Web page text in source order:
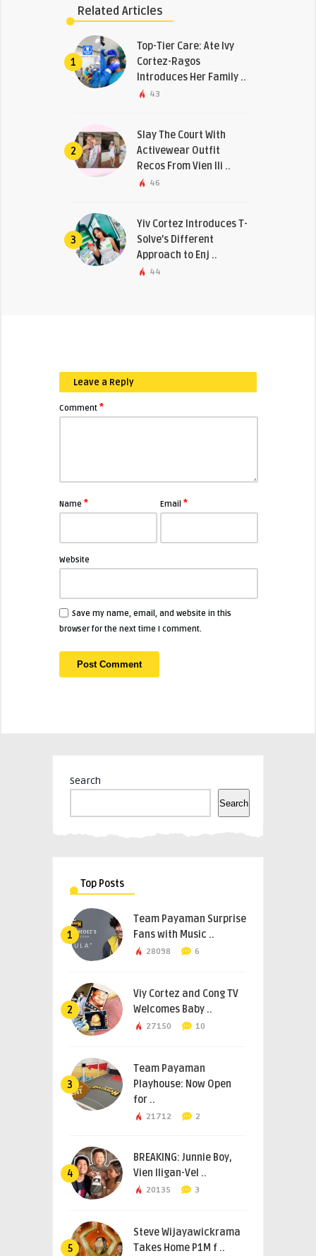
Related Articles
1
Top-Tier Care: Ate Ivy
Cortez-Ragos
Introduces Her Family ..
43
2
Slay The Court With
Activewear Outfit
Recos From Vien Ili ..
46
3
Yiv Cortez Introduces T-
Solve’s Different
Approach to Enj ..
44
Leave a Reply
Comment *
Name * Email*
Website
Save my name, email, and website in this
browser for the next time I comment.
Search
Search
Top Posts
1
Team Payaman Surprise
Fans with Music ..
28098 6
2
Viy Cortez and Cong TV
Welcomes Baby ..
27150 10
3
Team Payaman
Playhouse: Now Open
for ..
21712 2
4
BREAKING: Junnie Boy,
Vien Iligan-Vel ..
20135 3
5
Steve Wijayawickrama
Takes Home P1M f ..